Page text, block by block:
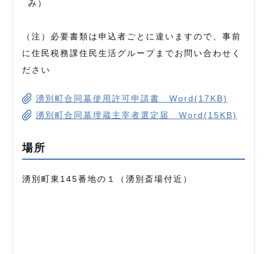
み）
（注）必要書類は申込者ごとに違いますので、事前
に住民税務課住民生活グループまでお問い合わせく
ださい
湧別町合同墓使用許可申請書 Word(17KB)
湧別町合同墓埋蔵主宰者選定届 Word(15KB)
場所
湧別町東145番地の１（湧別斎場付近）